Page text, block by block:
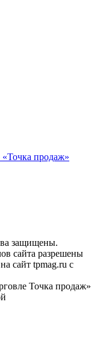
защищены.
сайта разрешены
сайт tpmag.ru с
Точка продаж»